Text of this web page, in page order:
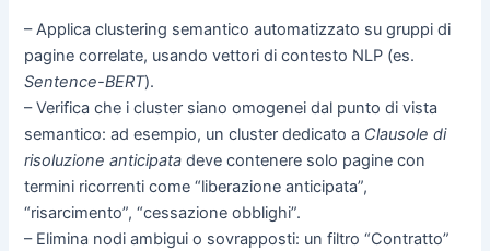
– Applica clustering semantico automatizzato su gruppi di
pagine correlate, usando vettori di contesto NLP (es.
Sentence-BERT).
– Verifica che i cluster siano omogenei dal punto di vista
semantico: ad esempio, un cluster dedicato a Clausole di
risoluzione anticipata deve contenere solo pagine con
termini ricorrenti come “liberazione anticipata”,
“risarcimento”, “cessazione obblighi”.
– Elimina nodi ambigui o sovrapposti: un filtro “Contratto”